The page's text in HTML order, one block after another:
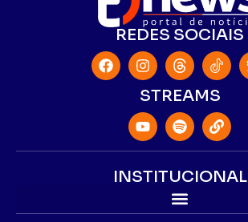
REDES SOCIAIS
STREAMS
INSTITUCIONAL